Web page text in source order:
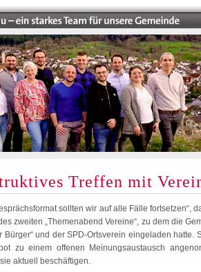
Treffen mit
sollten wir auf alle Fälle fortsetzen“,
zweiten „Themenabend Vereine“, zu dem die
Bürger“ und der SPD-Ortsverein eingeladen hatte.
zu einem offenen Meinungsaustausch
aktuell beschäftigen.